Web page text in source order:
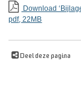
Download
pdf, 22MB
Deel deze pagina